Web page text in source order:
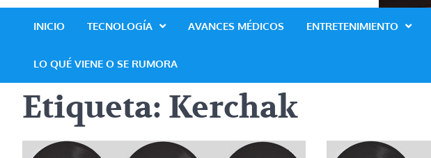
INICIO TECNOLOGÍA AVANCES MÉDICOS ENTRETENIMIENTO
LO QUÉ VIENE O SE RUMORA
Etiqueta: Kerchak